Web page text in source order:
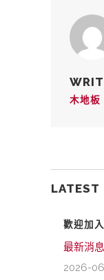
木地板
LATEST
歡迎加
最新消息
2026-